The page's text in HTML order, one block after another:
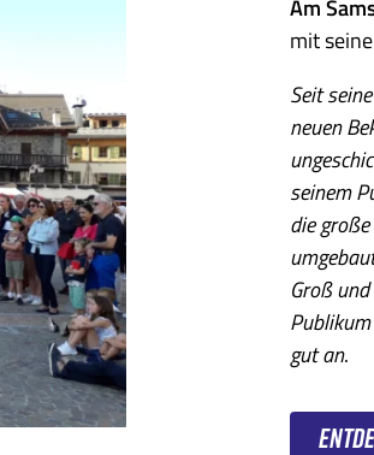
Am
mit
Seit
neuen
seinem
die
Groß
gut an.